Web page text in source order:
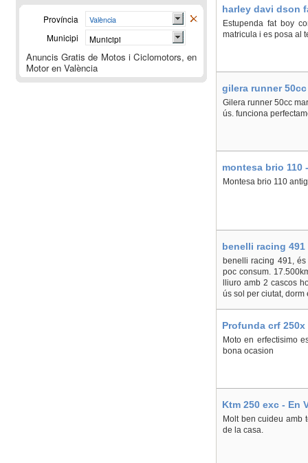
harley davi dson
Estupenda fat boy
matricula i es posa al
gilera runner
Gilera runner 50cc
ús. funciona
montesa brio 110
Montesa brio 110
benelli racing 491
benelli racing 491,
poc consum.
lliuro amb 2 cascos
ús sol per ciutat,
Profunda crf 250x
Moto en erfectisimo
bona ocasion
Ktm 250 exc - En
Molt ben cuideu amb
de la casa.
Província València
Municipi Municipi
Anuncis Gratis de Motos i Ciclomotors, en
Motor en València